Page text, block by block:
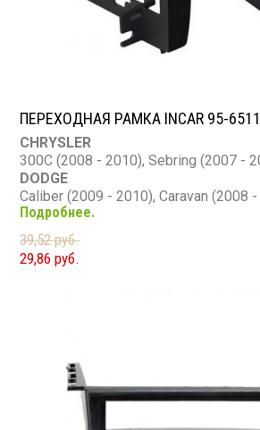
ПЕРЕХОДНАЯ РАМКА INCAR 95-6511
CHRYSLER
300C (2008 - 2010), Sebring (2007 -
DODGE
Caliber (2009 - 2010), Caravan (2008
(2009 - 2010), Charger (2008 - 2010),
2010), Nitro (2007 - 2010), Ram (2009
JEEP
Commander (2008 - 2010), Grand
2010), Liberty (2008 - 2010), Patriot
Подробнее.
39,52 руб.
29,86 руб.